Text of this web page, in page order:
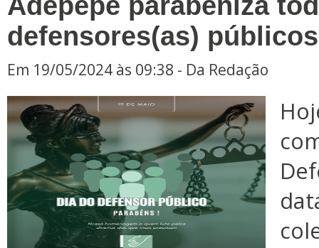
defensores(as)
Em 19/05/2024 às 09:38 - Da Redação